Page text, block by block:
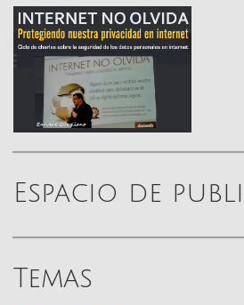
Espacio de
Temas